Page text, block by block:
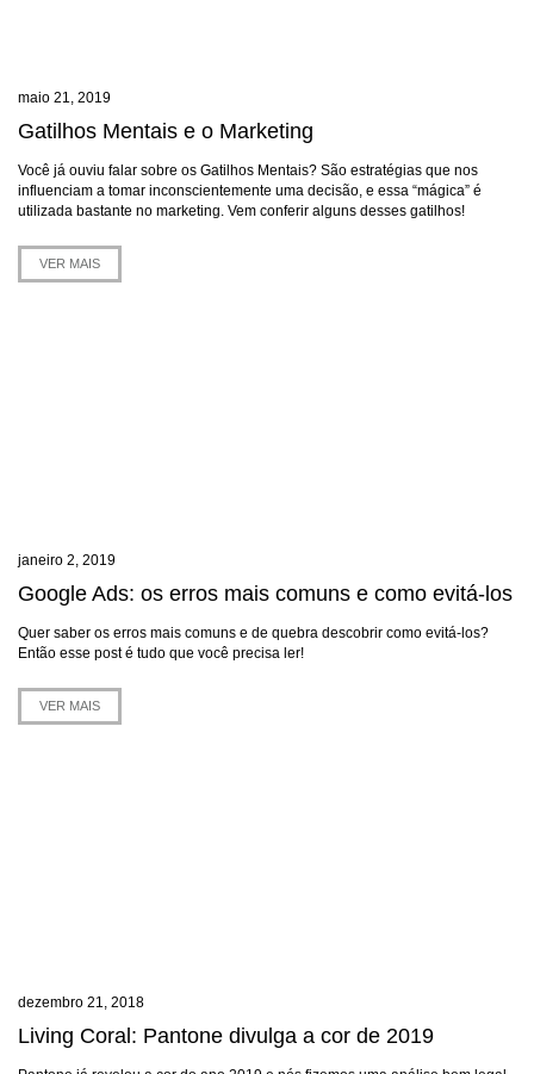
maio 21, 2019
Gatilhos Mentais e o Marketing
Você já ouviu falar sobre os Gatilhos Mentais? São estratégias que nos
influenciam a tomar inconscientemente uma decisão, e essa “mágica” é
utilizada bastante no marketing. Vem conferir alguns desses gatilhos!
VER MAIS
janeiro 2, 2019
Google Ads: os erros mais comuns e como evitá-los
Quer saber os erros mais comuns e de quebra descobrir como evitá-los?
Então esse post é tudo que você precisa ler!
VER MAIS
dezembro 21, 2018
Living Coral: Pantone divulga a cor de 2019